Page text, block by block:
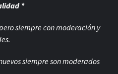
*
siempre conmoderación y
siempre son moderados